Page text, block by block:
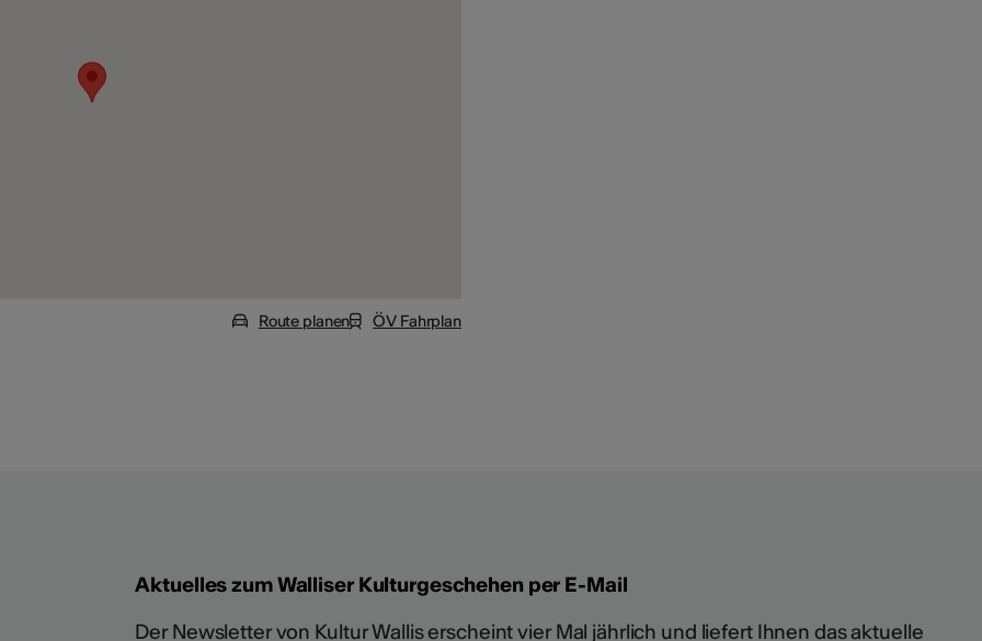
Route planen ÖV Fahrplan
Aktuelles zum Walliser Kulturgeschehen per E-Mail
Der Newsletter von Kultur Wallis erscheint vier Mal jährlich und liefert Ihnen das aktuelle